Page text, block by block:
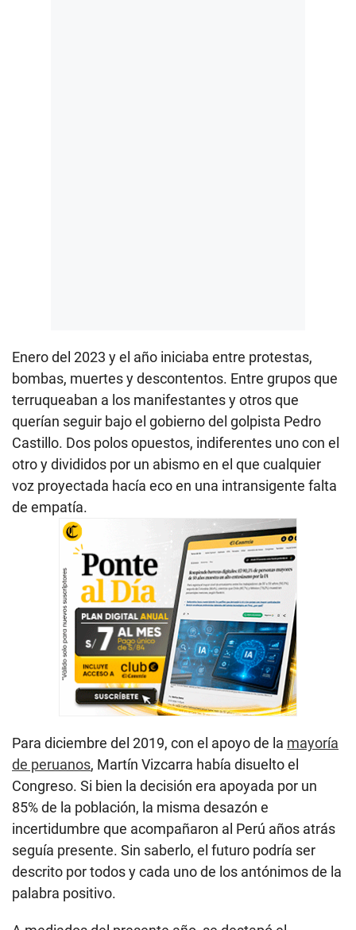
Enero del 2023 y el año iniciaba entre protestas,
bombas, muertes y descontentos. Entre grupos que
terruqueaban a los manifestantes y otros que
querían seguir bajo el gobierno del golpista Pedro
Castillo. Dos polos opuestos, indiferentes uno con el
otro y divididos por un abismo en el que cualquier
voz proyectada hacía eco en una intransigente falta
de empatía.
Para diciembre del 2019, con el apoyo de la mayoría
de peruanos, Martín Vizcarra había disuelto el
Congreso. Si bien la decisión era apoyada por un
85% de la población, la misma desazón e
incertidumbre que acompañaron al Perú años atrás
seguía presente. Sin saberlo, el futuro podría ser
descrito por todos y cada uno de los antónimos de la
palabra positivo.